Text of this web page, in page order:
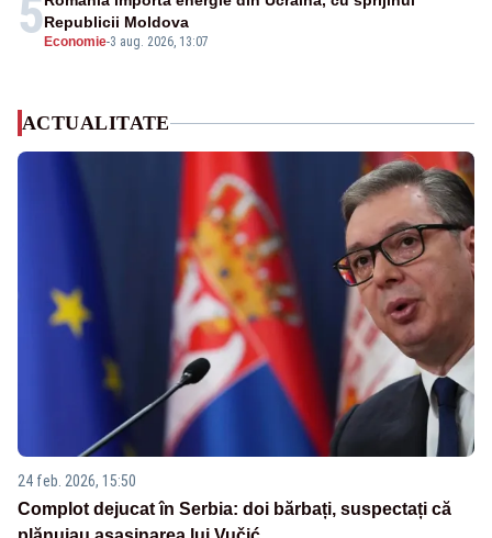
5 Economie-3 aug. 2026, 13:07
Republicii Moldova
ACTUALITATE
24 feb. 2026, 15:50
Complot dejucat în Serbia: doi bărbați, suspectați că